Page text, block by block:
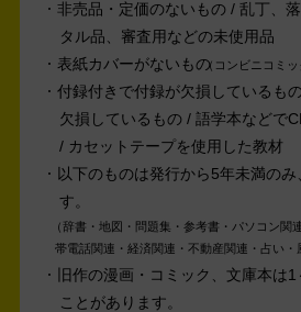
非売品・定価のないもの / 乱丁、
タル品、審査用などの未使用品
表紙カバーがないもの コンビニコミ
付録付きで付録が欠損しているも
欠損しているもの / 語学本などで
/ カセットテープを使用した教材
以下のものは発行から5年未満のみ
す。
辞書・地図・問題集・参考書・パソコン関
帯電話関連・経済関連・不動産関連・占い・
旧作の漫画・コミック、文庫本は
ことがあります。